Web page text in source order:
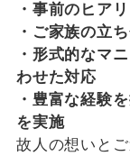
・事前のヒア
・ご家族の立
・形式的なマ
わせた対応
・豊富な経験
を実施
故人の想いと